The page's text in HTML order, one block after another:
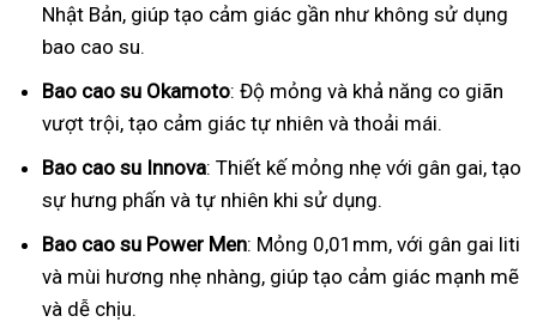
Nhật Bản, giúp tạo cảm giác gần như không sử dụng
bao cao su.
Bao cao su Okamoto: Độ mỏng và khả năng co giãn
vượt trội, tạo cảm giác tự nhiên và thoải mái.
Bao cao su Innova: Thiết kế mỏng nhẹ với gân gai, tạo
sự hưng phấn và tự nhiên khi sử dụng.
Bao cao su Power Men: Mỏng 0,01mm, với gân gai liti
và mùi hương nhẹ nhàng, giúp tạo cảm giác mạnh mẽ
và dễ chịu.